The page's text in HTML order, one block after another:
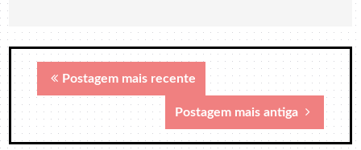
Postagem mais recente
Postagem mais antiga